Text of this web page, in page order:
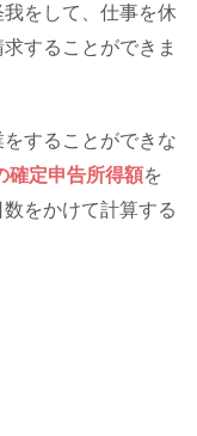
をして、仕事を休
することができま
することができな
確定申告所得額を
をかけて計算する